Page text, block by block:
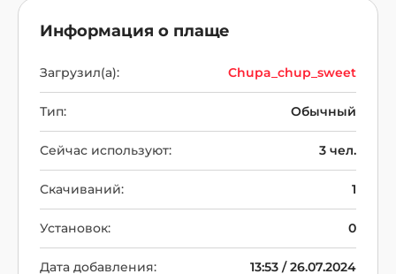
Информация о плаще
Загрузил(а): Chupa_chup_sweet
Тип: Обычный
Сейчас используют: 3 чел.
Скачиваний: 1
Установок: 0
Дата добавления: 13:53 / 26.07.2024